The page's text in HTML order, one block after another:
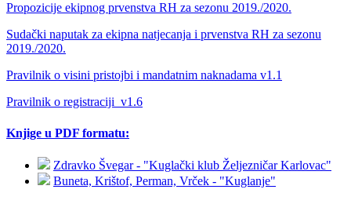
Propozicije ekipnog prvenstva RH za sezonu 2019./2020.
Sudački naputak za ekipna natjecanja i prvenstva RH za sezonu
2019./2020.
Pravilnik o visini pristojbi i mandatnim naknadama v1.1
Pravilnik o registraciji_v1.6
Knjige u PDF formatu:
Zdravko Švegar - "Kuglački klub Željezničar Karlovac"
Buneta, Krištof, Perman, Vrček - "Kuglanje"